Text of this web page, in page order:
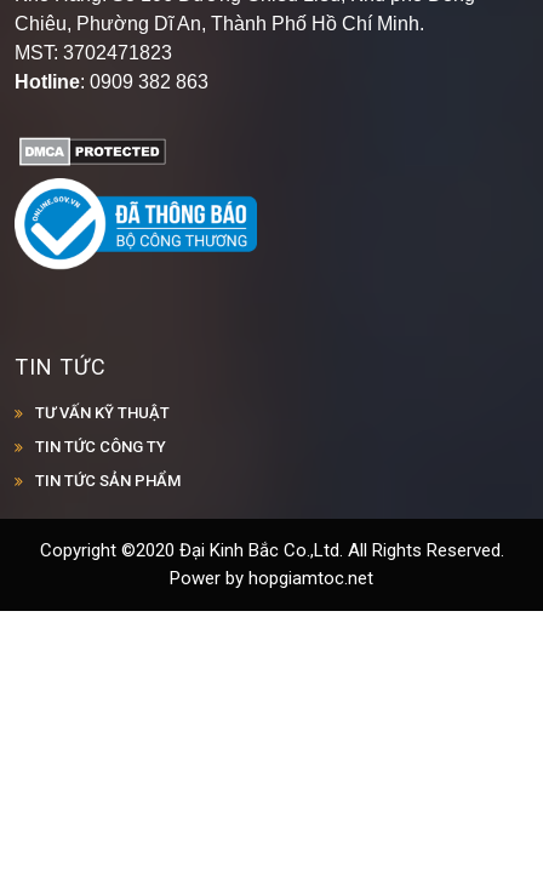
Chiêu, Phường Dĩ An, Thành Phố Hồ Chí Minh.
MST: 3702471823
Hotline: 0909 382 863
TIN TỨC
TƯ VẤN KỸ THUẬT
TIN TỨC CÔNG TY
TIN TỨC SẢN PHẨM
Copyright ©2020 Đại Kinh Bắc Co.,Ltd. All Rights Reserved.
Power by hopgiamtoc.net